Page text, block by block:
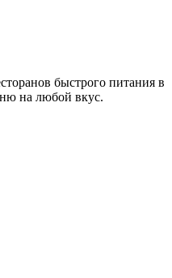
быстрого питания в
на любой вкус.